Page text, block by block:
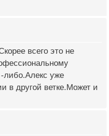
всего это не
либо.Алекс уже
в другой ветке.Может и